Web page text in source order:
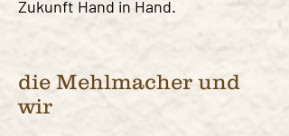
Zukunft Hand in Hand.
die Mehlmacher und
wir